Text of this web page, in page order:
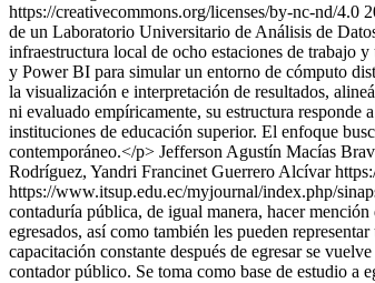
https://creativecommons.org/licenses/by-nc-nd/4.0
de un Laboratorio Universitario de Análisis de
infraestructura local de ocho estaciones de trabajo
y Power BI para simular un entorno de cómputo
la visualización e interpretación de resultados,
ni evaluado empíricamente, su estructura
instituciones de educación superior. El enfoque
contemporáneo.</p> Jefferson Agustín Macías
Rodríguez, Yandri Francinet Guerrero Alcívar
https://www.itsup.edu.ec/myjournal/index.php/
contaduría pública, de igual manera, hacer
egresados, así como también les pueden
capacitación constante después de egresar se
contador público. Se toma como base de estudio a